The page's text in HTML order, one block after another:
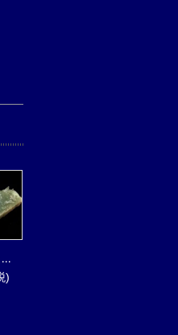
ガネッシュヒマール産 ヒマラヤ水晶クラスター ghk5110502
)